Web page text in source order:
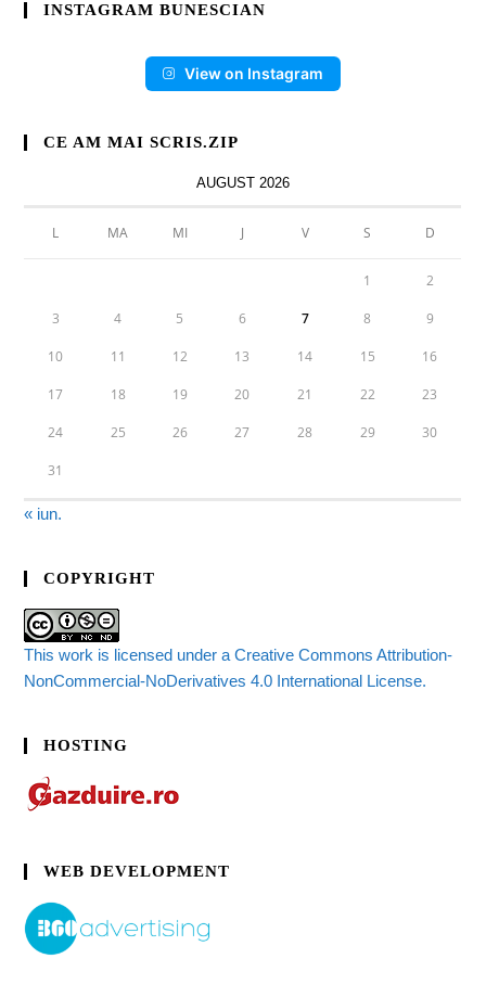
INSTAGRAM BUNESCIAN
View on Instagram
CE AM MAI SCRIS.ZIP
AUGUST 2026
L MA MI J V S D
1 2
3 4 5 6 7 8 9
10 11 12 13 14 15 16
17 18 19 20 21 22 23
24 25 26 27 28 29 30
31
« iun.
COPYRIGHT
This work is licensed under a Creative Commons Attribution-
NonCommercial-NoDerivatives 4.0 International License.
HOSTING
WEB DEVELOPMENT